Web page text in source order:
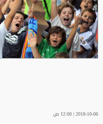
2018-10-06 | 12:00 ص